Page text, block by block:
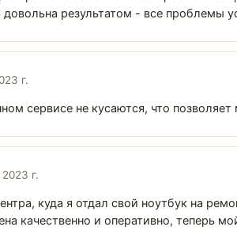
результатом - все проблемы
г.
сервисе не кусаются, что
г.
куда я отдал свой ноутбук на
качественно и оперативно, теперь